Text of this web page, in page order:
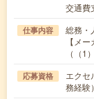
交通費
仕事内容
総務・
【メ
（（1
応募資格
エクセ
務経験